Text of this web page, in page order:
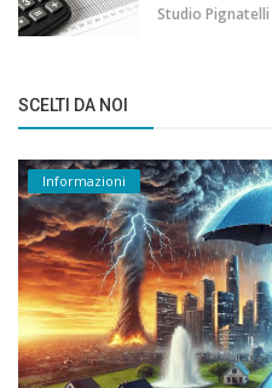
Studio Pignatelli
SCELTI DA NOI
Informazioni